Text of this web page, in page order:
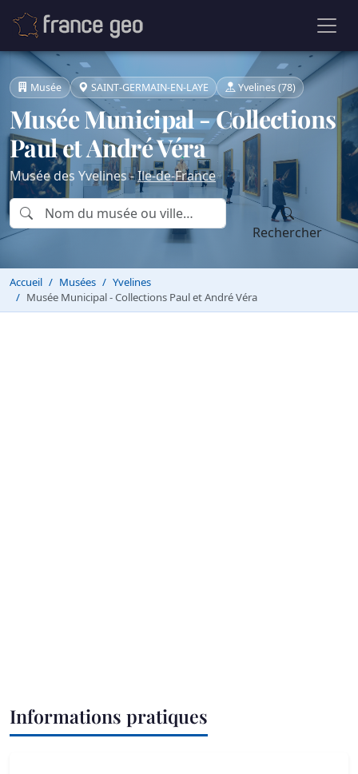
Musée SAINT-GERMAIN-EN-LAYE Yvelines (78)
Musée Municipal - Collections
Paul et André Véra
Musée des Yvelines -Ile-de-France
Rechercher
Accueil Musées
Yvelines
Musée Municipal - Collections Paul et André Véra
Informations pratiques